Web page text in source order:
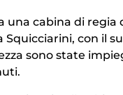
una cabina di
con il
sono state